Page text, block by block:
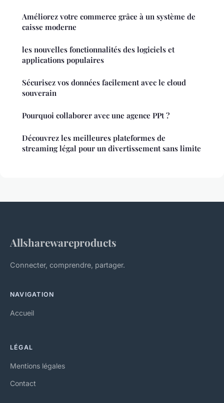
Améliorez votre commerce grâce à un système de
caisse moderne
les nouvelles fonctionnalités des logiciels et
applications populaires
Sécurisez vos données facilement avec le cloud
souverain
Pourquoi collaborer avec une agence PPt ?
Découvrez les meilleures plateformes de
streaming légal pour un divertissement sans limite
Allsharewareproducts
Connecter, comprendre, partager.
NAVIGATION
Accueil
LÉGAL
Mentions légales
Contact